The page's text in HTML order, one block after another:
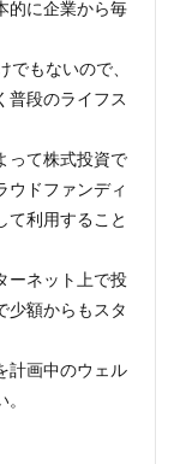
的に企業から毎
もないので、
普段のライフス
って株式投資で
ウドファンディ
て利用すること
ーネット上で投
少額からもスタ
計画中のウェル